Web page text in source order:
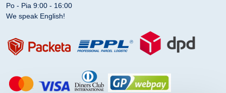
Po - Pia 9:00 - 16:00
We speak English!